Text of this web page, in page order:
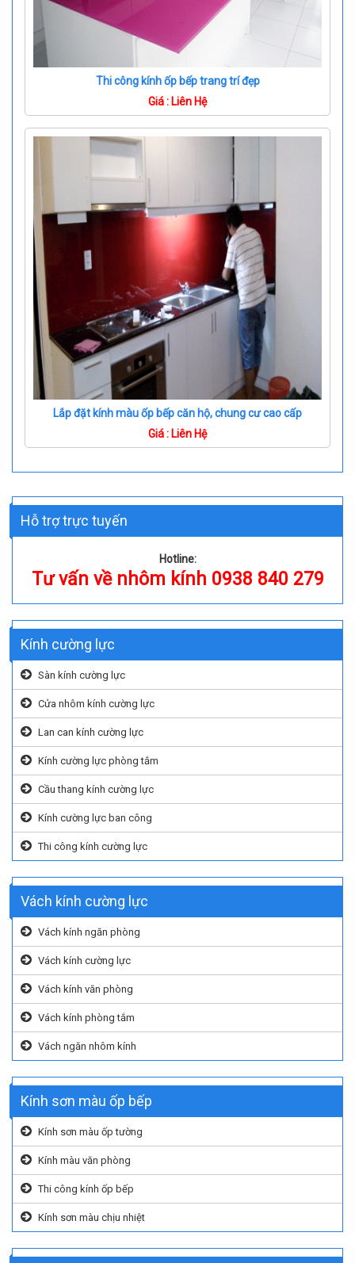
Thi công kính ốp bếp trang trí đẹp
Giá : Liên Hệ
Lắp đặt kính màu ốp bếp căn hộ, chung cư cao cấp
Giá : Liên Hệ
Hỗ trợ trực tuyến
Hotline:
Tư vấn về nhôm kính 0938 840 279
Kính cường lực
Sàn kính cường lực
Cửa nhôm kính cường lực
Lan can kính cường lực
Kính cường lực phòng tắm
Cầu thang kính cường lực
Kính cường lực ban công
Thi công kính cường lực
Vách kính cường lực
Vách kính ngăn phòng
Vách kính cường lực
Vách kính văn phòng
Vách kính phòng tắm
Vách ngăn nhôm kính
Kính sơn màu ốp bếp
Kính sơn màu ốp tường
Kính màu văn phòng
Thi công kính ốp bếp
Kính sơn màu chịu nhiệt